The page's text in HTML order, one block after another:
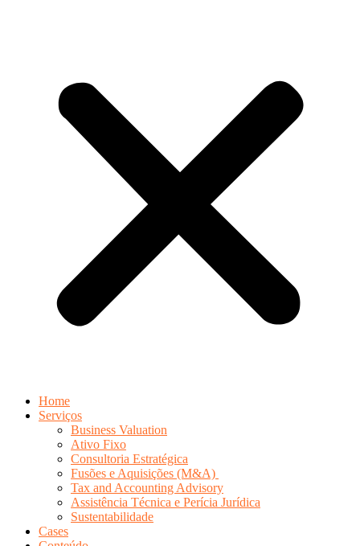
Home
Serviços
Business Valuation
Ativo Fixo
Consultoria Estratégica
Fusões e Aquisições (M&A)
Tax and Accounting Advisory
Assistência Técnica e Perícia Jurídica
Sustentabilidade
Cases